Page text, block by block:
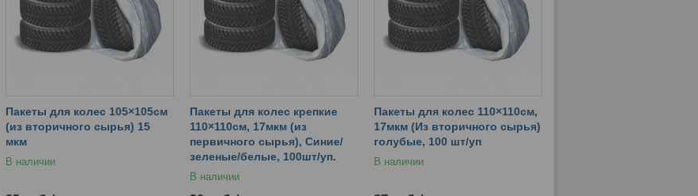
Пакеты для колес 105×105cм
(из вторичного сырья) 15
мкм
В наличии
Пакеты для колес крепкие
110×110cм, 17мкм (из
первичного сырья), Синие/
зеленые/белые, 100шт/уп.
В наличии
Пакеты для колес 110×110cм,
17мкм (Из вторичного сырья)
голубые, 100 шт/уп
В наличии